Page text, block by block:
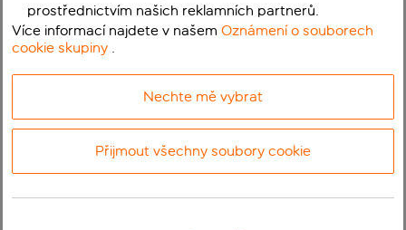
prostřednictvím našich reklamních partnerů.
Více informací najdete v našemOznámení o souborech
cookie skupiny .
Nechte mě vybrat
Přijmout všechny soubory cookie